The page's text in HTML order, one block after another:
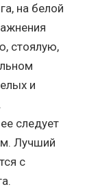
на белой
стоялую,
и
следует
Лучший
с